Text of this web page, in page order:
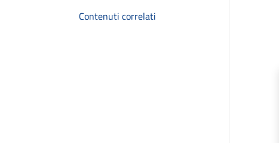
Contenuti correlati